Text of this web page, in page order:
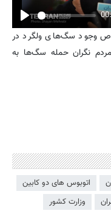
Play
وجود سگ‌های ولگرد در
نگران حمله سگ‌ها به
اتوبوس های دو کابین
وزارت کشور